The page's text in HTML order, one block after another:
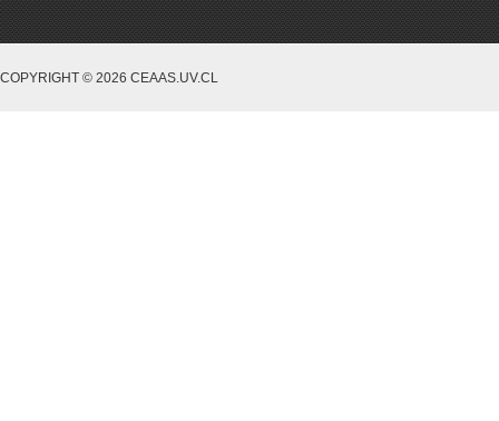
COPYRIGHT © 2026 CEAAS.UV.CL